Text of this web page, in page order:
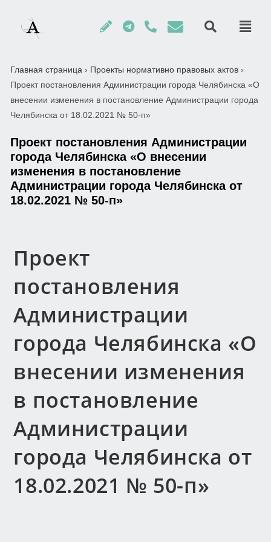
Главная страница › Проекты нормативно правовых актов ›
Проект постановления Администрации города Челябинска «О
внесении изменения в постановление Администрации города
Челябинска от 18.02.2021 № 50-п»
Проект постановления Администрации
города Челябинска «О внесении
изменения в постановление
Администрации города Челябинска от
18.02.2021 № 50-п»
Проект
постановления
Администрации
города Челябинска «О
внесении изменения
в постановление
Администрации
города Челябинска от
18.02.2021 № 50-п»